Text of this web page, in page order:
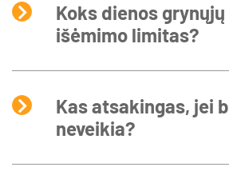
Koks dienos
išėmimo limitas?
Kas atsakingas, jei
neveikia?